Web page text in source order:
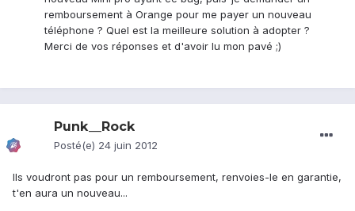
remboursement à Orange pour me payer un nouveau
téléphone ? Quel est la meilleure solution à adopter ?
Merci de vos réponses et d'avoir lu mon pavé ;)
Punk__Rock
Posté(e) 24 juin 2012
Ils voudront pas pour un remboursement, renvoies-le en garantie,
t'en aura un nouveau...